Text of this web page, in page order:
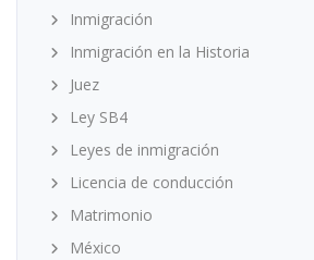
Inmigración
Inmigración en la Historia
Juez
Ley SB4
Leyes de inmigración
Licencia de conducción
Matrimonio
México